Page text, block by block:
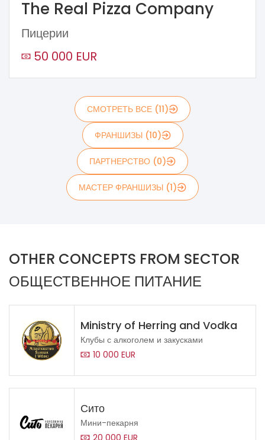
The Real Pizza Company
Пицерии
50 000 EUR
СМОТРЕТЬ ВСЕ (11)
ФРАНШИЗЫ (10)
ПАРТНЕРСТВО (0)
МАСТЕР ФРАНШИЗЫ (1)
OTHER CONCEPTS FROM SECTOR
ОБЩЕСТВЕННОЕ ПИТАНИЕ
Ministry of Herring and Vodka
Клубы с алкоголем и закусками
10 000 EUR
Сито
Мини-пекарня